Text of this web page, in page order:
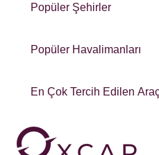
Popüler Şehirler
Popüler Havalimanları
En Çok Tercih Edilen